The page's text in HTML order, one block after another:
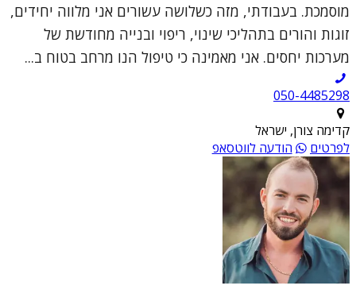
מוסמכת. בעבודתי, מזה כשלושה עשורים אני מלווה יחידים,
זוגות והורים בתהליכי שינוי, ריפוי ובנייה מחודשת של
מערכות יחסים. אני מאמינה כי טיפול הנו מרחב בטוח ב...
050-4485298
קדימה צורן, ישראל
לפרטים
הודעה לווטסאפ